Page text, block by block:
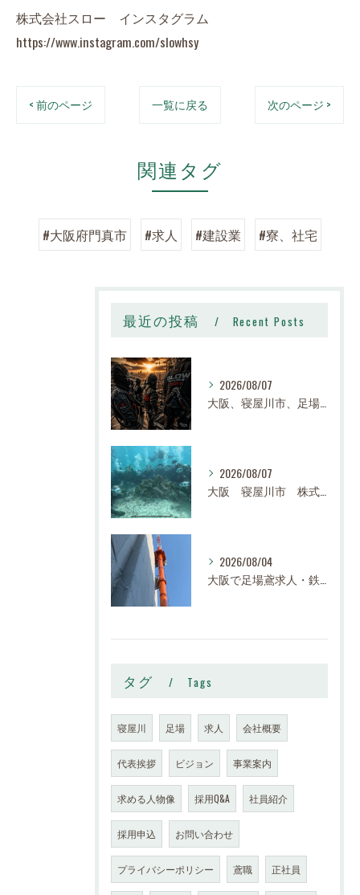
株式会社スロー インスタグラム
https://www.instagram.com/slowhsy
< 前のページ 一覧に戻る 次のページ >
関連タグ
#大阪府門真市 #求人 #建設業 #寮、社宅
最近の投稿 Recent Posts
2026/08/07
大阪、寝屋川市、足場、鉄骨、鳶職、求人、日給14,000円〜25,000円以上、寮有り、社宅有り、日払い有り、正社員、建設業、株式会社スロー
2026/08/07
大阪 寝屋川市 株式会社スロー 足場求人、鉄骨求人、鳶職求人｜建設業、高収入、経験者、未経験大募集
2026/08/04
大阪で足場鳶求人・鉄骨鳶の求人なら株式会社スロー｜寝屋川市で高収入・寮完備・未経験歓迎
タグ Tags
寝屋川 足場 求人 会社概要
代表挨拶 ビジョン 事業案内
求める人物像 採用Q&A 社員紹介
採用申込 お問い合わせ
プライバシーポリシー 鳶職 正社員